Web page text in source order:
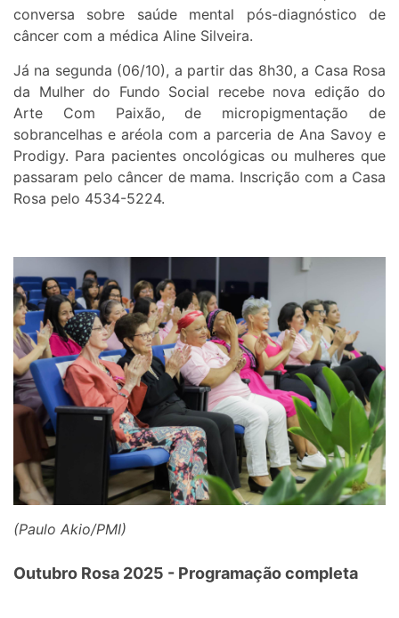
conversa sobre saúde mental pós-diagnóstico de
câncer com a médica Aline Silveira.
Já na segunda (06/10), a partir das 8h30, a Casa Rosa
da Mulher do Fundo Social recebe nova edição do
Arte Com Paixão, de micropigmentação de
sobrancelhas e aréola com a parceria de Ana Savoy e
Prodigy. Para pacientes oncológicas ou mulheres que
passaram pelo câncer de mama. Inscrição com a Casa
Rosa pelo 4534-5224.
(Paulo Akio/PMI)
Outubro Rosa 2025 - Programação completa